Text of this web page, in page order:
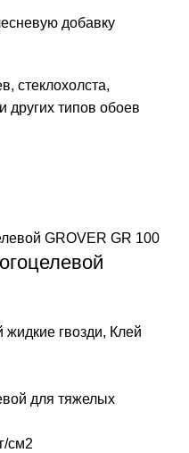
добавку
стеклохолста,
других типов обоев
жидкие гвозди, Клей
для тяжелых
см2